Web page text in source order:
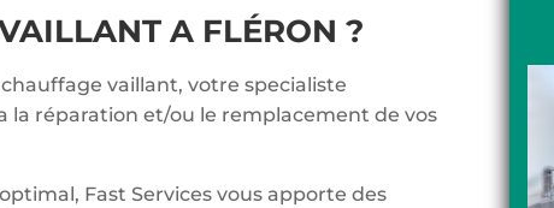
A FLÉRON ?
vaillant, votre specialiste
la réparation et/ou le remplacement de vos
Fast Services vous apporte des